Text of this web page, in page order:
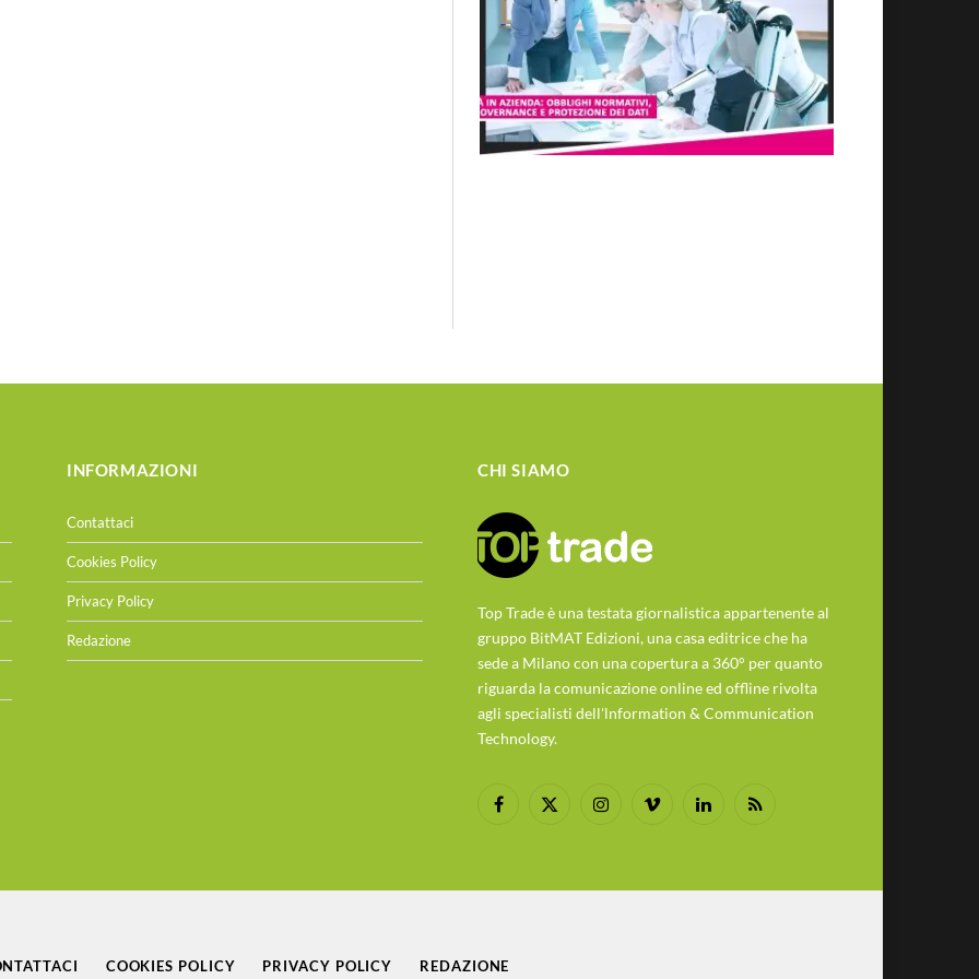
INFORMAZIONI
Contattaci
Cookies Policy
Privacy Policy
Redazione
CHI SIAMO
Top Trade è una testata giornalistica appartenente al
gruppo BitMAT Edizioni, una casa editrice che ha
sede a Milano con una copertura a 360° per quanto
riguarda la comunicazione online ed offline rivolta
agli specialisti dell'lnformation & Communication
Technology.
Facebook
X
InstagramVimeo LinkedInRSS
COOKIES POLICY PRIVACY POLICY REDAZIONE